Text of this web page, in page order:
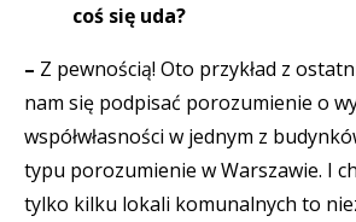
coś się uda?
– Z pewnością! Oto przykład z
nam się podpisać porozumienie o
współwłasności w jednym z
typu porozumienie w Warszawie. I
tylko kilku lokali komunalnych to